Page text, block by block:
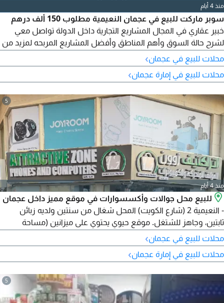
منذ 4 أيام
سوبر ماركت للبيع في عجمان النعيمية مطلوب 150 ألف درهم
خبير عقاري في المجال المشاريع التجارية داخل الدولة تواصل معي
لشرح حالة السوق وأهم المناطق وأفضل المشاريع المربحه لمزيد من
تفاصيل حول النشاط تواصل معي
محلات للبيع في عجمان›
محلات للبيع في إمارة عجمان›
5
منذ 4 أيام
للبيع محل جوالات وأكسسوارات في موقع مميز داخل عجمان
- النعيمية 2 (شارع الكويت) المحل شغال من سنتين ولديه زبائن
ثابتين، وجاهز للشتغل. موقع حيوي يحتوي على ميزانين (مساحة
اضافية مفيدة) براند معروف وقاعدة عملاء جاهزة يشمل البضاعة +
كامل التجهيزات + الرخصة بحاجة للتجديد مع سعر إيجار مغري
محلات للبيع في عجمان›
محلات للبيع في إمارة عجمان›
5